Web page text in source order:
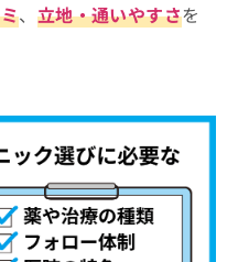
、 立地・通いやすさを